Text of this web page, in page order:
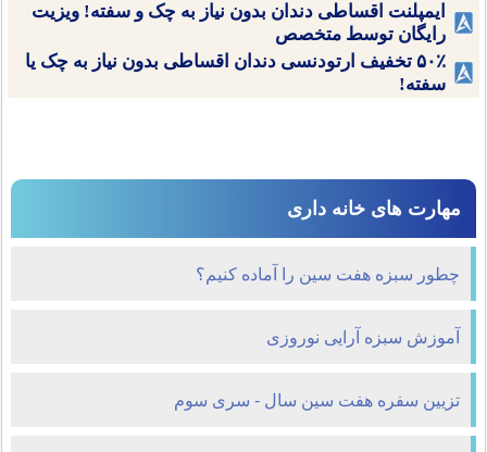
ایمپلنت اقساطی دندان بدون نیاز به چک و سفته! ویزیت
رایگان توسط متخصص
۵۰٪ تخفیف ارتودنسی دندان اقساطی بدون نیاز به چک یا
سفته!
مهارت های خانه داری
چطور سبزه هفت سین را آماده کنیم؟
آموزش سبزه آرایی نوروزی
تزیین سفره هفت سین سال - سری سوم